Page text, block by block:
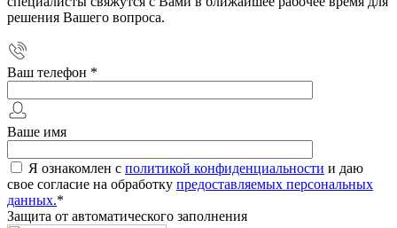
решения Вашего вопроса.
Ваш телефон *
Ваше имя
Я ознакомлен с политикой конфиденциальности и даю
свое согласие на обработку предоставляемых персональных
данных.*
Защита от автоматического заполнения